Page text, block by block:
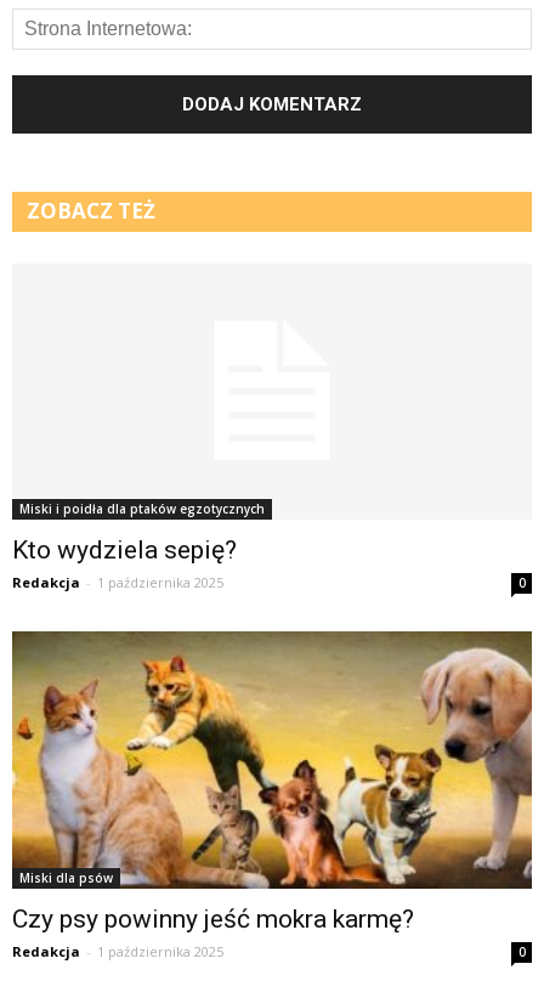
ZOBACZ TEŻ
Miski i poidła dla ptaków egzotycznych
Kto wydziela sepię?
Redakcja - 1 października 2025 0
Miski dla psów
Czy psy powinny jeść mokra karmę?
Redakcja - 1 października 2025 0